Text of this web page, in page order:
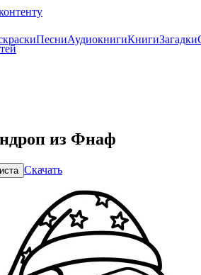
ПесниАудиокнигиКнигиЗагадки
из Фнаф
Скачать